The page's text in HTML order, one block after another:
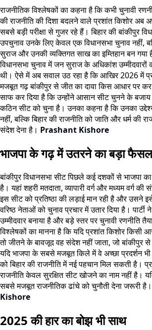
राजनीतिक विश्लेषकों का कहना है कि कभी चुनावी
की राजनीति की दिशा बदलने वाले प्रशांत किशोर अब
सबसे बड़ी परीक्षा से गुजर रहे हैं। बिहार की बांकीपुर
उपचुनाव उनके लिए केवल एक विधानसभा चुनाव नहीं,
सुराज और उनकी व्यक्तिगत साख का इम्तिहान बन
विधानसभा चुनाव में जन सुराज के अधिकांश उम्मीदवारों
थी। ऐसे में अब सवाल उठ रहा है कि आखिर 2026 में
मजबूत गढ़ बांकीपुर से जीत का दावा किस आधार पर
साफ कर दिया है कि उन्होंने आसान सीट चुनने के
कठिन सीट को चुना है। उनका कहना है कि उनका
नहीं, बल्कि बिहार की राजनीति को जाति और धर्म की
संदेश देना है। Prashant Kishore
भाजपा के गढ़ में उतरने का बड़ा
बांकीपुर विधानसभा सीट पिछले कई दशकों से भाजपा
है। यहां शहरी मतदाता, व्यापारी वर्ग और मध्यम वर्ग
इस सीट को प्रतिष्ठा की लड़ाई मान रही है और उसने
वरिष्ठ नेताओं को चुनाव प्रचार में उतार दिया है।
उम्मीदवार बनाया है और बड़े स्तर पर चुनावी रणनीति
विश्लेषकों का मानना है कि यदि प्रशांत किशोर
तो जीतने के बावजूद वह संदेश नहीं जाता, जो बांकीपुर
यदि भाजपा के सबसे मजबूत किले में वे अच्छा प्रदर्शन
को बिहार की राजनीति में नई पहचान मिल सकती है।
राजनीति केवल सुरक्षित सीट खोजने का नाम नहीं है।
सबसे मजबूत राजनीतिक ढांचे को चुनौती देना जरूरी है।
Kishore
2025 की हार का बोझ भी साथ